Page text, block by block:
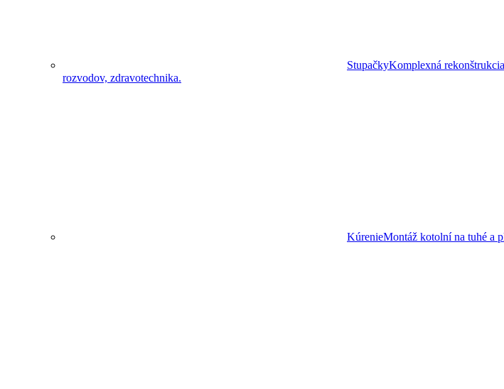
StupačkyKomplexná
rozvodov, zdravotechnika.
KúrenieMontáž kotolní na tuhé a